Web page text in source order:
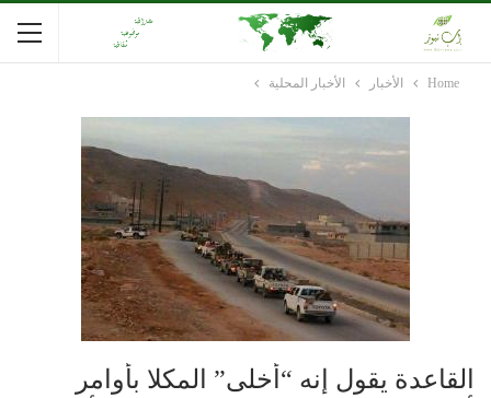
Home الأخبار الأخبار المحلية
القاعدة يقول إنه “أخلى” المكلا بأوامر